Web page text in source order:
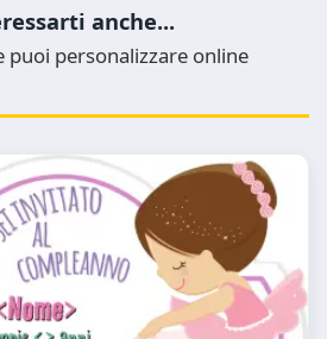
anche...
personalizzare online